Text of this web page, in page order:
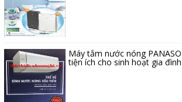
Máy tắm nước nóng
tiện ích cho sinh hoạt gia đình